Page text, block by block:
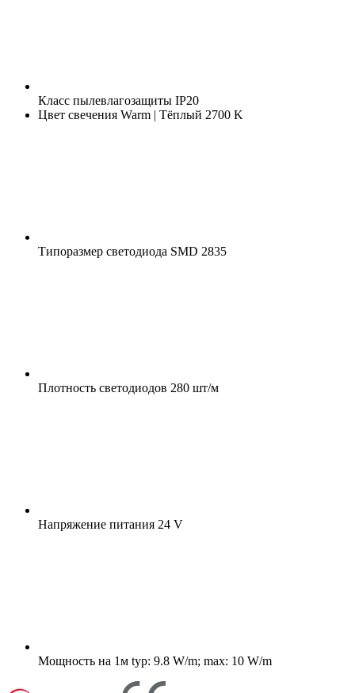
Класс пылевлагозащиты IP20
Цвет свечения Warm | Тёплый 2700 K
Типоразмер светодиода SMD 2835
Плотность светодиодов 280 шт/м
Напряжение питания 24 V
Мощность на 1м typ: 9.8 W/m; max: 10 W/m